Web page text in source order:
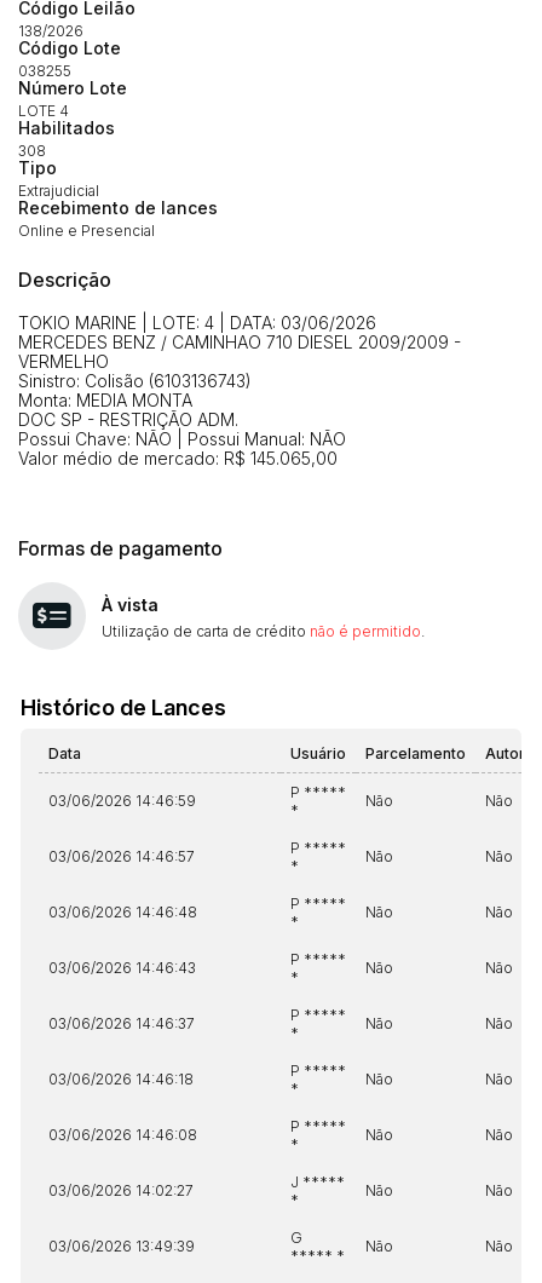
Código Leilão
138/2026
Código Lote
038255
Número Lote
LOTE 4
Habilitados
308
Tipo
Extrajudicial
Recebimento de lances
Online e Presencial
Descrição
TOKIO MARINE | LOTE: 4 | DATA: 03/06/2026
MERCEDES BENZ / CAMINHAO 710 DIESEL 2009/2009 -
VERMELHO
Sinistro: Colisão (6103136743)
Monta: MEDIA MONTA
DOC SP - RESTRIÇÃO ADM.
Possui Chave: NÃO | Possui Manual: NÃO
Valor médio de mercado: R$ 145.065,00
Formas de pagamento
À vista
Utilização de carta de crédito não é permitido
Histórico de Lances
Data Usuário Parcelamento
03/06/2026 14:46:59
P *****
*
Não Não
03/06/2026 14:46:57
P *****
*
Não Não
03/06/2026 14:46:48
P *****
*
Não Não
03/06/2026 14:46:43
P *****
*
Não Não
03/06/2026 14:46:37
P *****
*
Não Não
03/06/2026 14:46:18
P *****
*
Não Não
03/06/2026 14:46:08
P *****
*
Não Não
03/06/2026 14:02:27
J *****
*
Não Não
03/06/2026 13:49:39
G
***** *
Não Não
Envie sua Proposta
(Art. 895, CPC)
Histórico de Propostas
Data Usuário
14/04/2025 18:43:11
Habilite-se para efetuar lances ou
propostas